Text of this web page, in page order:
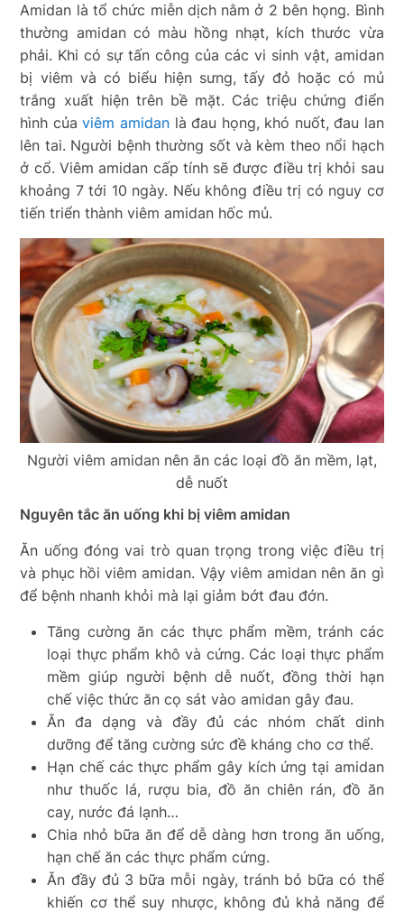
Amidan là tổ chức miễn dịch nằm ở 2 bên họng. Bình
thường amidan có màu hồng nhạt, kích thước vừa
phải. Khi có sự tấn công của các vi sinh vật, amidan
bị viêm và có biểu hiện sưng, tấy đỏ hoặc có mủ
trắng xuất hiện trên bề mặt. Các triệu chứng điển
hình củaviêm amidanlà đau họng, khó nuốt, đau lan
lên tai. Người bệnh thường sốt và kèm theo nổi hạch
ở cổ. Viêm amidan cấp tính sẽ được điều trị khỏi sau
khoảng 7 tới 10 ngày. Nếu không điều trị có nguy cơ
tiến triển thành viêm amidan hốc mủ.
Người viêm amidan nên ăn các loại đồ ăn mềm, lạt,
dễ nuốt
Nguyên tắc ăn uống khi bị viêm amidan
Ăn uống đóng vai trò quan trọng trong việc điều trị
và phục hồi viêm amidan. Vậy viêm amidan nên ăn gì
để bệnh nhanh khỏi mà lại giảm bớt đau đớn.
Tăng cường ăn các thực phẩm mềm, tránh các
loại thực phẩm khô và cứng. Các loại thực phẩm
mềm giúp người bệnh dễ nuốt, đồng thời hạn
chế việc thức ăn cọ sát vào amidan gây đau.
Ăn đa dạng và đầy đủ các nhóm chất dinh
dưỡng để tăng cường sức đề kháng cho cơ thể.
Hạn chế các thực phẩm gây kích ứng tại amidan
như thuốc lá, rượu bia, đồ ăn chiên rán, đồ ăn
cay, nước đá lạnh…
Chia nhỏ bữa ăn để dễ dàng hơn trong ăn uống,
hạn chế ăn các thực phẩm cứng.
Ăn đầy đủ 3 bữa mỗi ngày, tránh bỏ bữa có thể
khiến cơ thể suy nhược, không đủ khả năng để